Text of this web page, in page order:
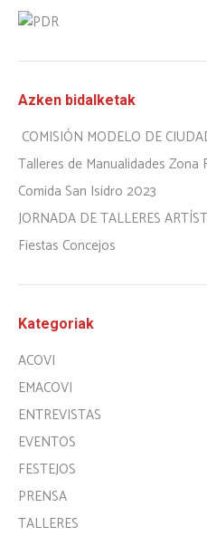
Azken bidalketak
COMISIÓN MODELO DE
Talleres de Manualidades Zona
Comida San Isidro 2023
JORNADA DE TALLERES
Fiestas Concejos
Kategoriak
ACOVI
EMACOVI
ENTREVISTAS
EVENTOS
FESTEJOS
PRENSA
TALLERES